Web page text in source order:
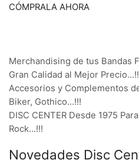
CÓMPRALA AHORA
Merchandising de tus Bandas
Gran Calidad al Mejor
Accesorios y Complementos
Biker, Gothico…!!!
DISC CENTER Desde 1975
Rock…!!!
Novedades Disc